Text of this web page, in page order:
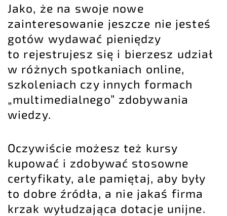
Jako, że na swoje nowe
zainteresowanie jeszcze nie jesteś
gotów wydawać pieniędzy
to rejestrujesz się i bierzesz udział
w różnych spotkaniach online,
szkoleniach czy innych formach
„multimedialnego” zdobywania
wiedzy.
Oczywiście możesz też kursy
kupować i zdobywać stosowne
certyfikaty, ale pamiętaj, aby były
to dobre źródła, a nie jakaś firma
krzak wyłudzająca dotacje unijne.